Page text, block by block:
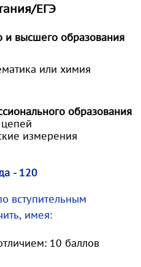
ЕГЭ
и высшего образования
или химия
образования
цепей
измерения
- 120
вступительным
имея:
10 баллов